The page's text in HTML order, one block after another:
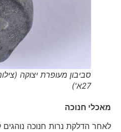
סביבון מעופרת יצוקה
מאכלי חנוכה
לאחר הדלקת נרות חנוכה נוהגים